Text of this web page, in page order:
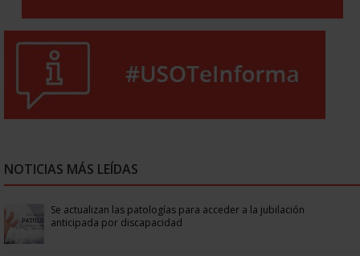
NOTICIAS MÁS LEÍDAS
Se actualizan las patologías para acceder a la jubilación
anticipada por discapacidad